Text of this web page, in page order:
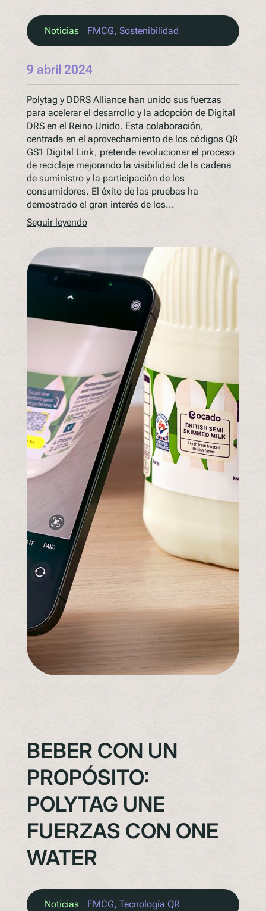
Noticias FMCG, Sostenibilidad
9 abril 2024
Polytag y DDRS Alliance han unido sus fuerzas
para acelerar el desarrollo y la adopción de Digital
DRS en el Reino Unido. Esta colaboración,
centrada en el aprovechamiento de los códigos QR
GS1 Digital Link, pretende revolucionar el proceso
de reciclaje mejorando la visibilidad de la cadena
de suministro y la participación de los
consumidores. El éxito de las pruebas ha
demostrado el gran interés de los...
Seguir leyendo
BEBER CON UN
PROPÓSITO:
POLYTAG UNE
FUERZAS CON ONE
WATER
Noticias FMCG, Tecnología QR